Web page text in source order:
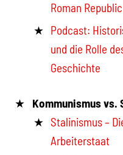
Roman Republic
Podcast:
und die Rolle
Geschichte
Kommunismus vs.
Stalinismus –
Arbeiterstaat